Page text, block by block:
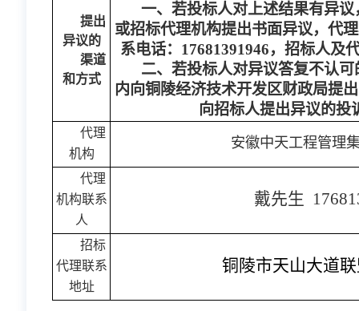
提出
异议的
渠道
和方式
一、若投标人对上述结果有异
或招标代理机构提出书面异议，代
系电话： 17681391946，招标人及
二、若投标人对异议答复不认
内向铜陵经济技术开发区财政局提
向招标人提出异议的投
代理
机构
安徽中天工程管理
代理
机构联系
人
戴先生
招标
代理联系
地址
铜陵市天山大道